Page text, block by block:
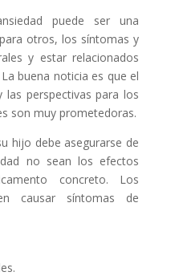
puede ser una
otros, los síntomas y
y estar relacionados
buena noticia es que el
perspectivas para los
son muy prometedoras.
hijo debe asegurarse de
no sean los efectos
concreto. Los
causar síntomas de